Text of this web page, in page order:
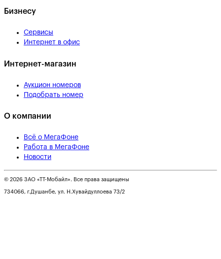
Бизнесу
Сервисы
Интернет в офис
Интернет-магазин
Аукцион номеров
Подобрать номер
О компании
Всё о МегаФоне
Работа в МегаФоне
Новости
© 2026 ЗАО «ТТ-Мобайл». Все права защищены
734066, г.Душанбе, ул. Н.Хувайдуллоева 73/2